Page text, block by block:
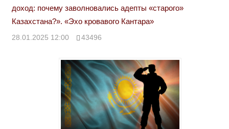
доход: почему заволновались адепты «старого»
Казахстана?». «Эхо кровавого Кантара»
28.01.2025 12:00 43496